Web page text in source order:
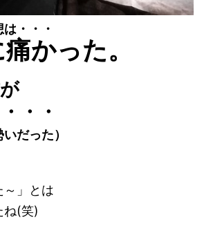
・・・
かった。
・・
だった）
～」とは
ね(笑)